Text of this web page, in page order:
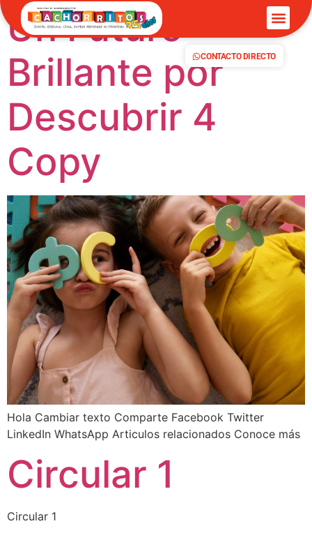
CONTACTO DIRECTO
Un Futuro
Brillante por
Descubrir 4
Copy
Hola Cambiar texto Comparte Facebook Twitter
LinkedIn WhatsApp Articulos relacionados Conoce más
Circular 1
Circular 1